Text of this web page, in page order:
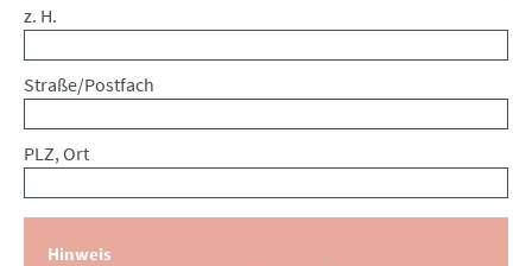
z. H.
Straße/Postfach
PLZ, Ort
Hinweis